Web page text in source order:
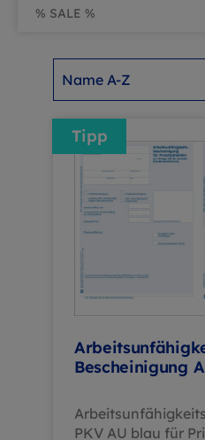
% SALE %
Tipp
Bescheinigung
PKV AU blau für